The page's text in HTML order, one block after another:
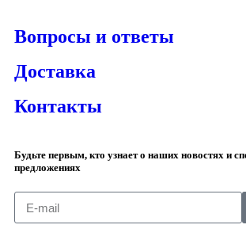
Вопросы и ответы
Доставка
Контакты
Будьте первым, кто узнает о наших новостях и
предложениях